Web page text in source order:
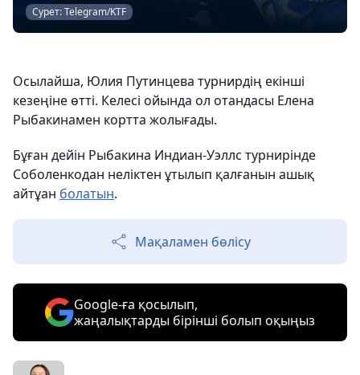
Сурет: Telegram/KTF
Осылайша, Юлия Путинцева турнирдің екінші
кезеңіне өтті. Келесі ойында ол отандасы Елена
Рыбакинамен кортта жолығады.
Бұған дейін Рыбакина Индиан-Уэллс турнирінде
Соболенкодан неліктен ұтылып қалғанын ашық
айтұан болатын.
Мақаламен бөлісу
Google-ға қосылып,
жаңалықтарды бірінші болып оқыңыз